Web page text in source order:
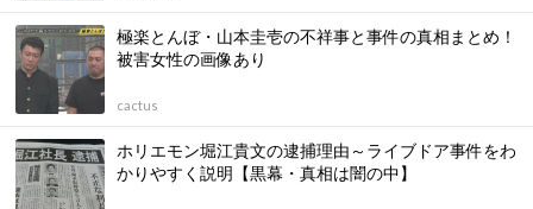
極楽とんぼ・山本圭壱の不祥事と事件の真相まとめ！
被害女性の画像あり
cactus
ホリエモン堀江貴文の逮捕理由～ライブドア事件をわ
かりやすく説明【黒幕・真相は闇の中】